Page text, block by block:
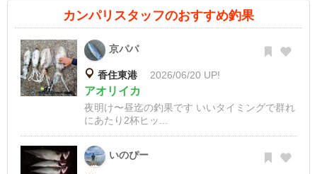
カンパリスタッフのおすすめ釣果
京パパ
香住東港 2026/06/20 UP!
アオリイカ
夜明け〜昼迄の釣果です いいタイミングで群れ
にあたり2杯ヒッ...
いのぴー